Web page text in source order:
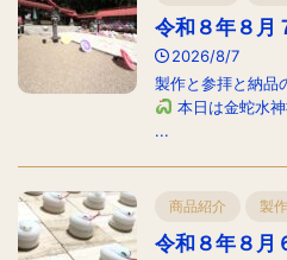
令和８年８月
2026/8/7
製作と参拝と納品
本日は金蛇水
...
商品紹介 製作
令和８年８月